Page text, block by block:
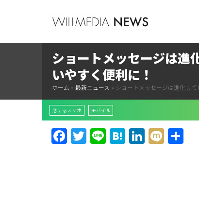
ショートメッセージは進
いやすく便利に！
ホーム » 最新ニュース » ショートメッセージは進化し
恋するスマホ モバイル
Facebook
Twitter
LineHatena
LinkedIn
Mixi